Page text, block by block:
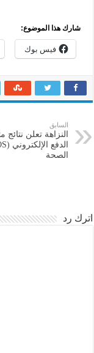
شارك هذا الموضوع:
فيس بوك
السابق
النزاهة تعلن نتائج
الصحة
اترك رد